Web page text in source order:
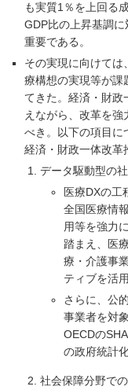
も実質1％を上回る
GDP比の上昇基調
重要である。
その実現に向けて
療構想の実現等が課
てきた。経済・財政
えながら、改革を
べき。以下の項目に
経済・財政一体改革
データ駆動型の
医療DXの工
全国医療情
用等を強力
踏まえ、医
療・介護事
ティブを活用
さらに、公
事業者を対
OECDの
の政府統計
社会保障分野で